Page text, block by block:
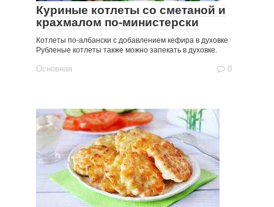
Куриные котлеты со сметаной и
крахмалом по-министерски
Котлеты по-албански с добавлением кефира в духовке
Рубленые котлеты также можно запекать в духовке.
Основная 0